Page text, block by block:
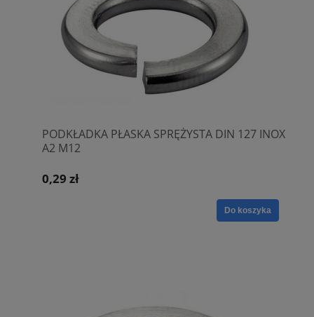
PODKŁADKA PŁASKA SPRĘŻYSTA DIN 127 INOX
A2 M12
0,29 zł
Do koszyka